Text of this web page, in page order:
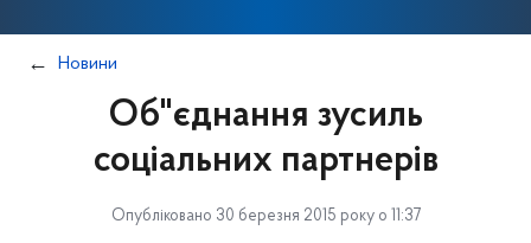
Новини
Об"єднання зусиль
соціальних партнерів
Опубліковано 30 березня 2015 року о 11:37